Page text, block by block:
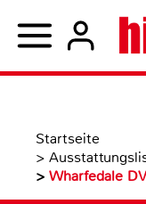
Startseite
>
> Wharfedale